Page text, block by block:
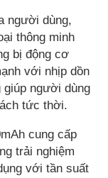
người dùng,
thông minh
bị động cơ
với nhịp dồn
người dùng
tức thời.
cung cấp
trải nghiệm
với tần suất